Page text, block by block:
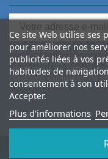
Ce site Web utilise ses
pour améliorer nos
publicités liées à vos
habitudes de
consentement à son
Accepter.
Plus d'informations
Vous pouvez vous
moment. Vous trouverez
informations de contact
conditions d'utilisation du